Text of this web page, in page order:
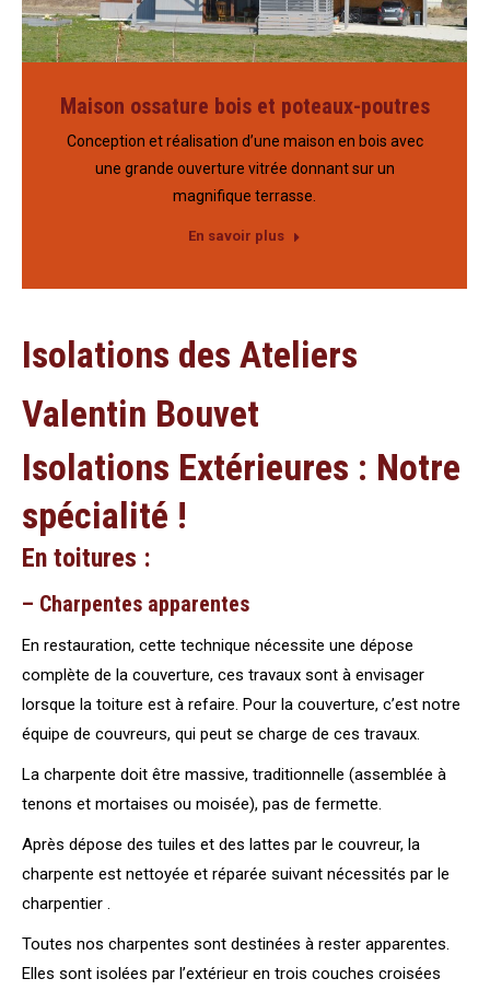
Maison ossature bois et poteaux-poutres
Conception et réalisation d’une maison en bois avec
une grande ouverture vitrée donnant sur un
magnifique terrasse.
En savoir plus
Isolations des Ateliers
Valentin Bouvet
Isolations Extérieures : Notre
spécialité !
En toitures :
– Charpentes apparentes
En restauration, cette technique nécessite une dépose
complète de la couverture, ces travaux sont à envisager
lorsque la toiture est à refaire. Pour la couverture, c’est notre
équipe de couvreurs, qui peut se charge de ces travaux.
La charpente doit être massive, traditionnelle (assemblée à
tenons et mortaises ou moisée), pas de fermette.
Après dépose des tuiles et des lattes par le couvreur, la
charpente est nettoyée et réparée suivant nécessités par le
charpentier .
Toutes nos charpentes sont destinées à rester apparentes.
Elles sont isolées par l’extérieur en trois couches croisées